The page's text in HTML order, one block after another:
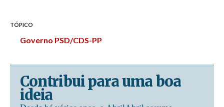
TÓPICO
Governo PSD/CDS-PP
Contribui para uma boa
ideia